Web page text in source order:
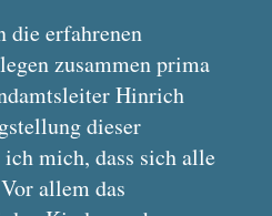
die erfahrenen
zusammen prima
Hinrich
dieser
mich, dass sich alle
allem das